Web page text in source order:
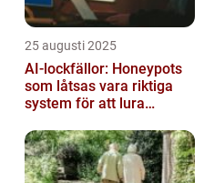
25 augusti 2025
AI-lockfällor: Honeypots
som låtsas vara riktiga
system för att lura